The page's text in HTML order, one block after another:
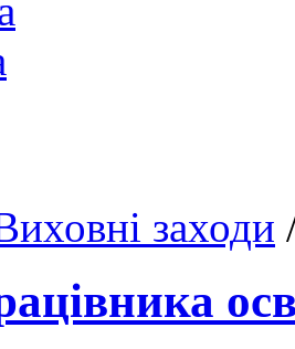
заходи